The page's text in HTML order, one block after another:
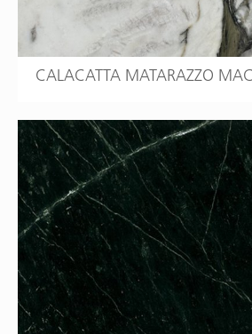
CALACATTA MATARAZZO